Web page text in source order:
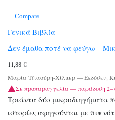
Compare
Γενικά Βιβλία
Δεν έμαθα ποτέ να φεύγω –
11,88 €
Μαρία Τζιαούρη-Χίλμερ—Εκδόσεις
Σε προπαραγγελία — παράδοση
Τριάντα δύο μικροδιηγήματα
ιστορίες αφηγούνται με